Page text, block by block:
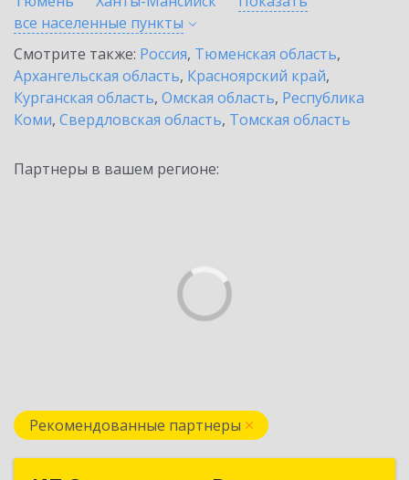
все населенные пункты
Смотрите также: Россия, Тюменская область,
Архангельская область, Красноярский край,
Курганская область, Омская область, Республика
Коми, Свердловская область, Томская область
Партнеры в вашем регионе:
Рекомендованные партнеры